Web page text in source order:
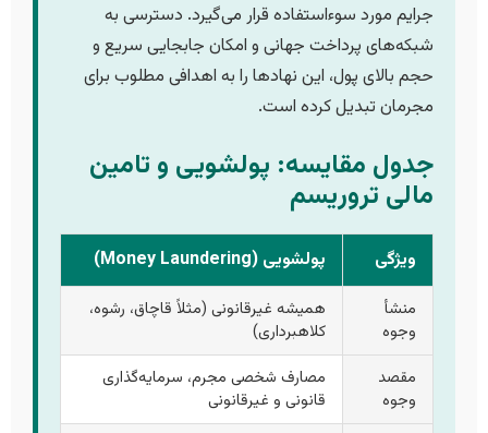
جرایم مورد سوءاستفاده قرار می‌گیرد. دسترسی به
شبکه‌های پرداخت جهانی و امکان جابجایی سریع و
حجم بالای پول، این نهادها را به اهدافی مطلوب برای
مجرمان تبدیل کرده است.
جدول مقایسه: پولشویی و تامین
مالی تروریسم
ویژگی پولشویی (Money Laundering)
منشأ
وجوه
همیشه غیرقانونی (مثلاً قاچاق، رشوه،
کلاهبرداری)
مقصد
وجوه
مصارف شخصی مجرم، سرمایه‌گذاری
قانونی و غیرقانونی